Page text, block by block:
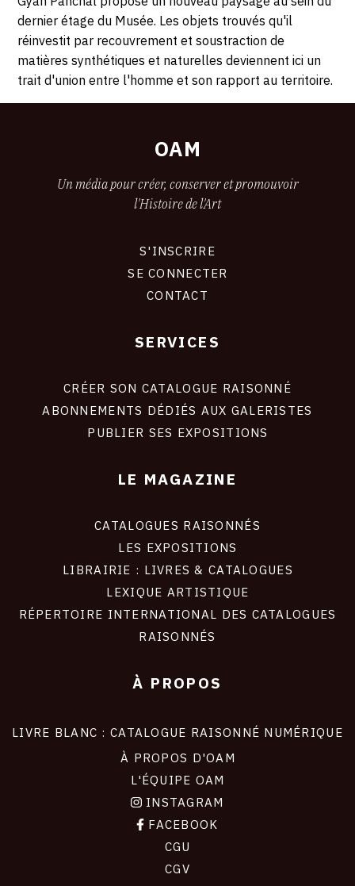
-
DIMANCHE
17
DÉCEMBRE
2017
87600
Rochechouart
horaires...
dernier étage du Musée. Les objets trouvés qu'il
réinvestit par recouvrement et soustraction de
matières synthétiques et naturelles deviennent ici un
trait d'union entre l'homme et son rapport au territoire.
OAM
Un média pour créer, conserver et promouvoir
l'Histoire de l'Art
S'INSCRIRE
SE CONNECTER
CONTACT
SERVICES
CRÉER SON CATALOGUE RAISONNÉ
ABONNEMENTS DÉDIÉS AUX GALERISTES
PUBLIER SES EXPOSITIONS
LE MAGAZINE
CATALOGUES RAISONNÉS
LES EXPOSITIONS
LIBRAIRIE : LIVRES & CATALOGUES
LEXIQUE ARTISTIQUE
RÉPERTOIRE INTERNATIONAL DES CATALOGUES
RAISONNÉS
À PROPOS
LIVRE BLANC : CATALOGUE RAISONNÉ NUMÉRIQUE
À PROPOS D'OAM
L'ÉQUIPE OAM
INSTAGRAM
FACEBOOK
CGU
CGV